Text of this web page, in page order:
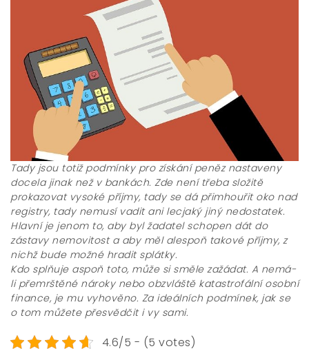
Tady jsou totiž podmínky pro získání peněz nastaveny
docela jinak než v bankách. Zde není třeba složitě
prokazovat vysoké příjmy, tady se dá přimhouřit oko nad
registry, tady nemusí vadit ani lecjaký jiný nedostatek.
Hlavní je jenom to, aby byl žadatel schopen dát do
zástavy nemovitost a aby měl alespoň takové příjmy, z
nichž bude možné hradit splátky.
Kdo splňuje aspoň toto, může si směle zažádat. A nemá-
li přemrštěné nároky nebo obzvláště katastrofální osobní
finance, je mu vyhověno. Za ideálních podmínek, jak se
o tom můžete přesvědčit i vy sami.
4.6/5 - (5 votes)